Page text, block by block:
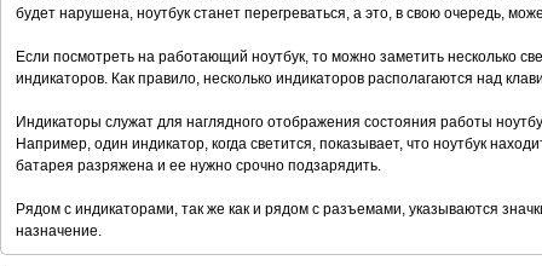
будет нарушена, ноутбук станет перегреваться, а это, в свою очередь,
Если посмотреть на работающий ноутбук, то можно заметить несколько
индикаторов. Как правило, несколько индикаторов располагаются над
Индикаторы служат для наглядного отображения состояния работы
Например, один индикатор, когда светится, показывает, что ноутбук
батарея разряжена и ее нужно срочно подзарядить.
Рядом с индикаторами, так же как и рядом с разъемами, указываются
назначение.